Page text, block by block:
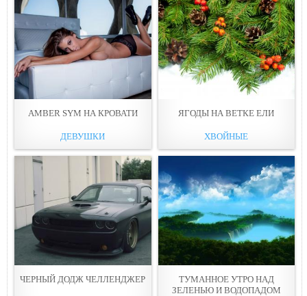
AMBER SYM НА КРОВАТИ
ДЕВУШКИ
ЯГОДЫ НА ВЕТКЕ ЕЛИ
ХВОЙНЫЕ
ЧЕРНЫЙ ДОДЖ ЧЕЛЛЕНДЖЕР
ТУМАННОЕ УТРО НАД
ЗЕЛЕНЬЮ И ВОДОПАДОМ